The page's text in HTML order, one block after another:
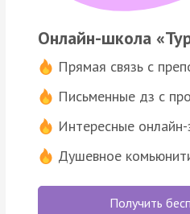
Онлайн-школа
Прямая связь с
Письменные дз с
Интересные онлайн-
Душевное
Получить